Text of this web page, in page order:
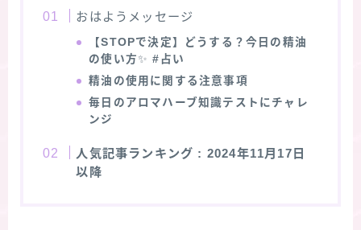
おはようメッセージ
【STOPで決定】どうする？今日の精油
の使い方✨ #占い
精油の使用に関する注意事項
毎日のアロマハーブ知識テストにチャレ
ンジ
人気記事ランキング : 2024年11月17日
以降